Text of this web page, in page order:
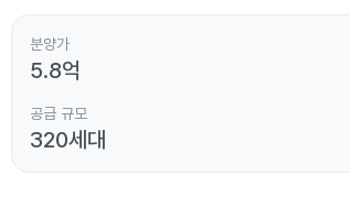
분양가
5.8억
공급 규모
320세대